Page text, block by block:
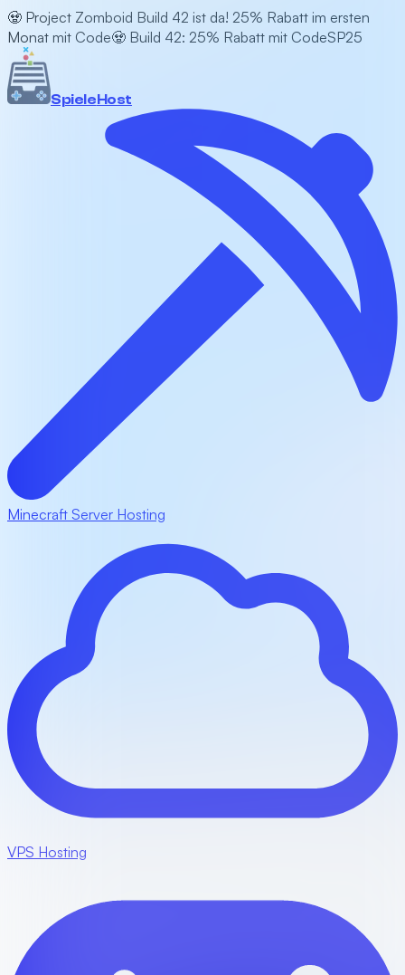
🧟 Project Zomboid Build 42 ist da! 25% Rabatt im ersten
Monat mit Code🧟 Build 42: 25% Rabatt mit CodeSP25
SpieleHost
Minecraft Server Hosting
VPS Hosting